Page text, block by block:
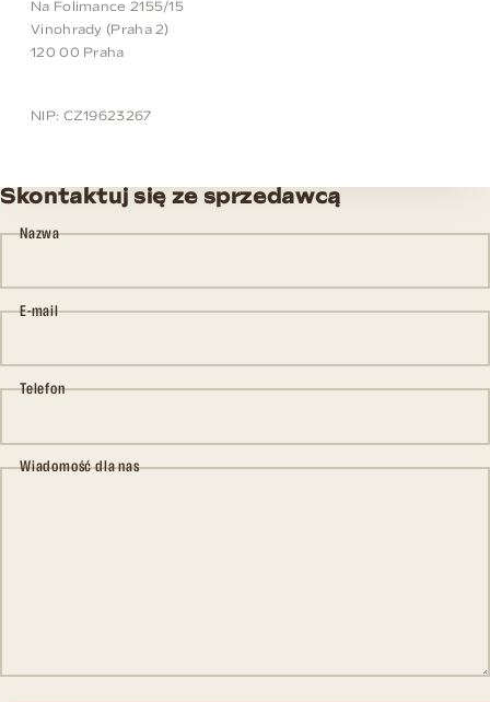
Na Folimance 2155/15
Vinohrady (Praha 2)
120 00 Praha
NIP: CZ19623267
Skontaktuj się ze sprzedawcą
Nazwa
E-mail
Telefon
Wiadomość dla nas